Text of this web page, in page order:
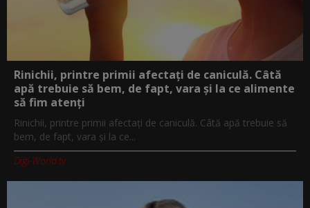
Rinichii, printre primii afectați de caniculă. Câtă
apă trebuie să bem, de fapt, vara și la ce alimente
să fim atenți
Rinichii, printre primii afectați de caniculă. Câtă apă trebuie să
bem, de fapt, vara și la ce...
Digi-World.tv